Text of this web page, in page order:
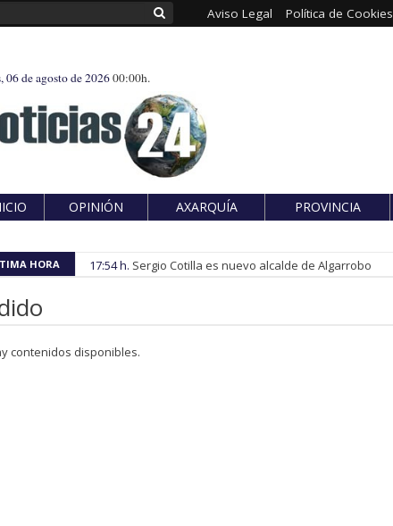
Aviso Legal Política de Cookies
06 de agosto de 202600:00h.
OPINIÓN AXARQUÍA PROVINCIA
HORA 17:54 h. Sergio Cotilla es nuevo alcalde de Algarrobo
contenidos disponibles.